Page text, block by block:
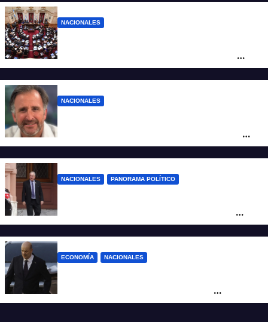
NACIONALES
corre riesgo de caerse en el Senado
NACIONALES
que vende tierras a extranjeros
NACIONALES PANORAMA POLÍTICO
Milei de Misiones
ECONOMÍA NACIONALES
suspendió el decreto para levantar el paro